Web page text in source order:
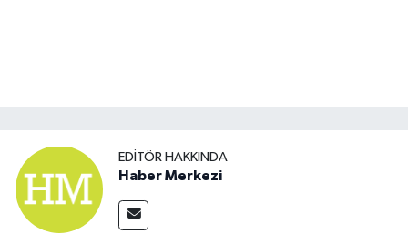
EDITÖR HAKKINDA
Haber Merkezi